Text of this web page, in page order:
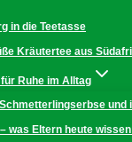
in die Teetasse
Kräutertee aus
Ruhe im Alltag
und
was Eltern heute